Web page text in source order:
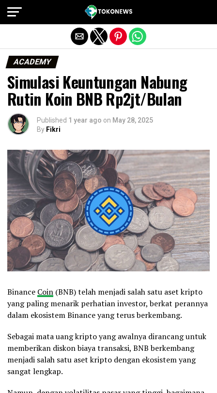
ACADEMY
Simulasi Keuntungan Nabung
Rutin Koin BNB Rp2jt/Bulan
Published 1 year ago on May 28, 2025
By Fikri
Binance Coin (BNB) telah menjadi salah satu aset kripto
yang paling menarik perhatian investor, berkat perannya
dalam ekosistem Binance yang terus berkembang.
Sebagai mata uang kripto yang awalnya dirancang untuk
memberikan diskon biaya transaksi, BNB berkembang
menjadi salah satu aset kripto dengan ekosistem yang
sangat lengkap.
Exit mobile version